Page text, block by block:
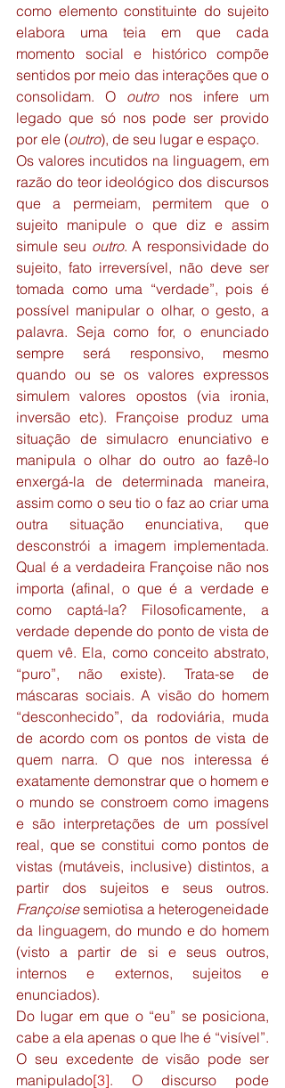
como elemento constituinte do sujeito
elabora uma teia em que cada
momento social e histórico compõe
sentidos por meio das interações que o
consolidam. O outro nos infere um
legado que só nos pode ser provido
por ele (outro), de seu lugar e espaço.
Os valores incutidos na linguagem, em
razão do teor ideológico dos discursos
que a permeiam, permitem que o
sujeito manipule o que diz e assim
simule seu outro. A responsividade do
sujeito, fato irreversível, não deve ser
tomada como uma “verdade”, pois é
possível manipular o olhar, o gesto, a
palavra. Seja como for, o enunciado
sempre será responsivo, mesmo
quando ou se os valores expressos
simulem valores opostos (via ironia,
inversão etc). Françoise produz uma
situação de simulacro enunciativo e
manipula o olhar do outro ao fazê-lo
enxergá-la de determinada maneira,
assim como o seu tio o faz ao criar uma
outra situação enunciativa, que
desconstrói a imagem implementada.
Qual é a verdadeira Françoise não nos
importa (afinal, o que é a verdade e
como captá-la? Filosoficamente, a
verdade depende do ponto de vista de
quem vê. Ela, como conceito abstrato,
“puro”, não existe). Trata-se de
máscaras sociais. A visão do homem
“desconhecido”, da rodoviária, muda
de acordo com os pontos de vista de
quem narra. O que nos interessa é
exatamente demonstrar que o homem e
o mundo se constroem como imagens
e são interpretações de um possível
real, que se constitui como pontos de
vistas (mutáveis, inclusive) distintos, a
Françoise semiotisa a heterogeneidade
da linguagem, do mundo e do homem
(visto a partir de si e seus outros,
internos e externos, sujeitos e
enunciados).
Do lugar em que o “eu” se posiciona,
cabe a ela apenas o que lhe é “visível”.
O seu excedente de visão pode ser
manipulado[3]. O discurso pode